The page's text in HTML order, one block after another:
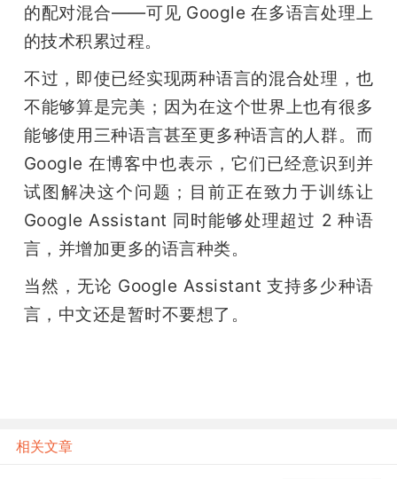
的配对混合——可见 Google 在多语言处理上
的技术积累过程。
不过，即使已经实现两种语言的混合处理，也
不能够算是完美；因为在这个世界上也有很多
能够使用三种语言甚至更多种语言的人群。而
Google 在博客中也表示，它们已经意识到并
试图解决这个问题；目前正在致力于训练让
Google Assistant 同时能够处理超过 2 种语
言，并增加更多的语言种类。
当然，无论 Google Assistant 支持多少种语
言，中文还是暂时不要想了。
相关文章